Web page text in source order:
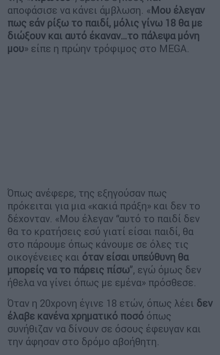
αποφάσισε να κάνει άμβλωση. « Μου έλεγαν
πως εάν ρίξω το παιδί, μόλις γίνω 18 θα με
διώξουν και αυτό έκαναν…το πάλεψα μόνη
μου» είπε η πρώην τρόφιμος στο MEGA.
Όπως ανέφερε, της εξηγούσαν πως
πρόκειται για μια «κακιά πράξη» και δεν το
δέχονταν. «Μου έλεγαν “αυτό το παιδί δεν
θα το κρατήσεις εσύ γιατί είσαι παιδί, θα
στο πάρουμε όπως κάνουμε σε όλες τις
οικογένειες και όταν είσαι υπεύθυνη θα
μπορείς να το πάρεις πίσω”, εγώ όμως δεν
ήθελα να γίνει όπως με εμένα» πρόσθεσε.
Όταν η 20χρονη έγινε 18 ετών, όπως λέει δεν
έλαβε κανένα χρηματικό ποσό όπως
συνήθιζαν να δίνουν σε όσους έφευγαν και
την άφησαν στο δρόμο αβοήθητη.